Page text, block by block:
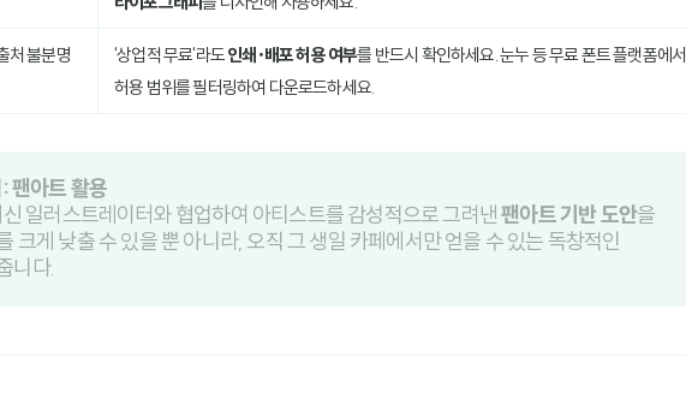
처 불분명
'상업적 무료'라도인쇄·배포 허용 여부를 반드시 확인하세요. 눈누 등 무료 폰트 플랫폼에서
허용 범위를 필터링하여 다운로드하세요.
팬아트 활용
일러스트레이터와 협업하여 아티스트를 감성적으로 그려낸팬아트 기반 도안을
크게 낮출 수 있을 뿐 아니라, 오직 그 생일 카페에서만 얻을 수 있는 독창적인
니다.